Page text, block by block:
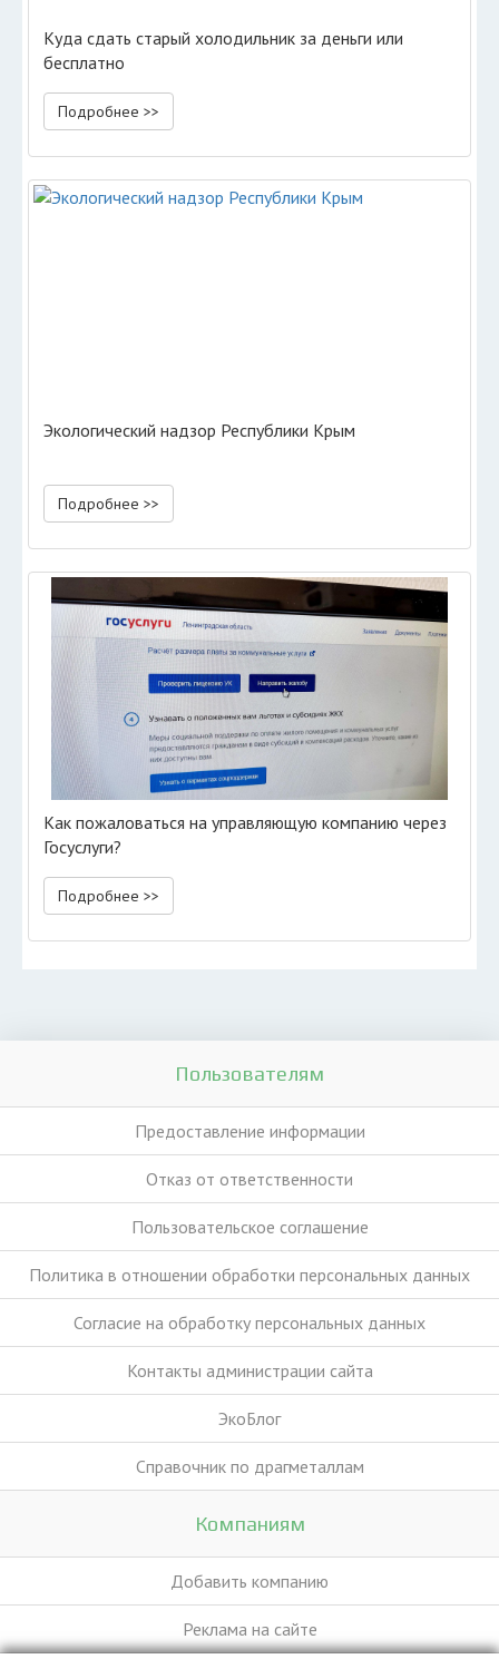
Куда сдать старый холодильник за деньги или
бесплатно
Подробнее >>
Экологический надзор Республики Крым
Подробнее >>
Как пожаловаться на управляющую компанию через
Госуслуги?
Подробнее >>
Пользователям
Предоставление информации
Отказ от ответственности
Пользовательское соглашение
Политика в отношении обработки персональных данных
Согласие на обработку персональных данных
Контакты администрации сайта
ЭкоБлог
Справочник по драгметаллам
Компаниям
Добавить компанию
Реклама на сайте